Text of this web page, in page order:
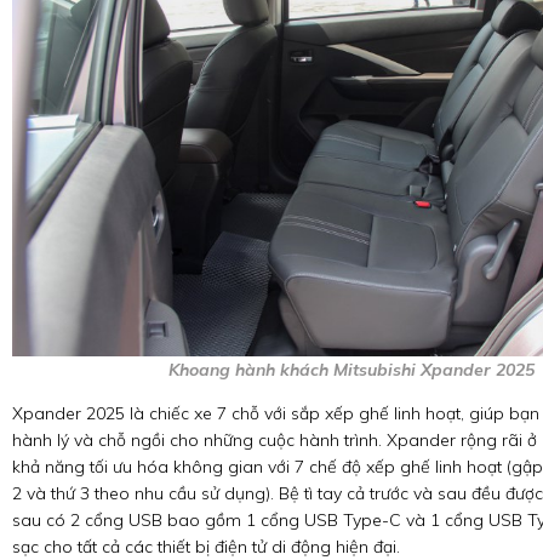
Khoang hành khách Mitsubishi Xpander 2025
Xpander 2025 là chiếc xe 7 chỗ với sắp xếp ghế linh hoạt, giúp
hành lý và chỗ ngồi cho những cuộc hành trình. Xpander rộng rãi
khả năng tối ưu hóa không gian với 7 chế độ xếp ghế linh hoạt
2 và thứ 3 theo nhu cầu sử dụng). Bệ tì tay cả trước và sau đều
sau có 2 cổng USB bao gồm 1 cổng USB Type-C và 1 cổng USB
sạc cho tất cả các thiết bị điện tử di động hiện đại.